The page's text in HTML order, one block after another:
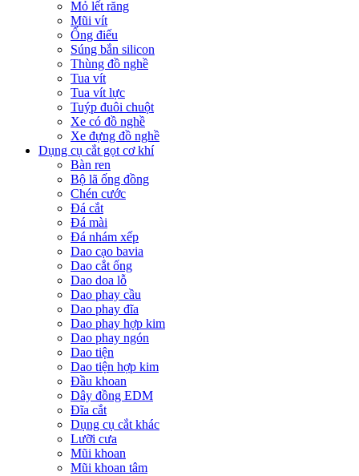
Mỏ lết răng
Mũi vít
Ống điếu
Súng bắn silicon
Thùng đồ nghề
Tua vít
Tua vít lực
Tuýp đuôi chuột
Xe có đồ nghề
Xe đựng đồ nghề
Dụng cụ cắt gọt cơ khí
Bàn ren
Bộ lã ống đồng
Chén cước
Đá cắt
Đá mài
Đá nhám xếp
Dao cạo bavia
Dao cắt ống
Dao doa lỗ
Dao phay cầu
Dao phay đĩa
Dao phay hợp kim
Dao phay ngón
Dao tiện
Dao tiện hợp kim
Đầu khoan
Dây đồng EDM
Đĩa cắt
Dụng cụ cắt khác
Lưỡi cưa
Mũi khoan
Mũi khoan tâm